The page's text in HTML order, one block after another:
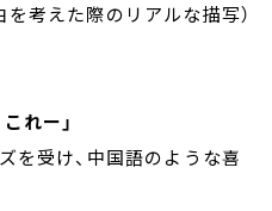
考えた際のリアルな描写）
れー」
を受け、中国語のような喜